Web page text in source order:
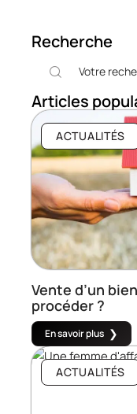
Recherche
Articles
ACTUALITÉS
Vente d’un
procéder ?
En savoir plus
ACTUALITÉS